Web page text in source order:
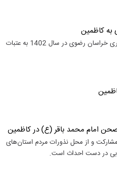
دومین کاروان تخصصی از خادمین افتخاری خراسان رضوی در سال 1402 به عتبات
و از محل نذورات مردم استان‌های
در دست احداث است.